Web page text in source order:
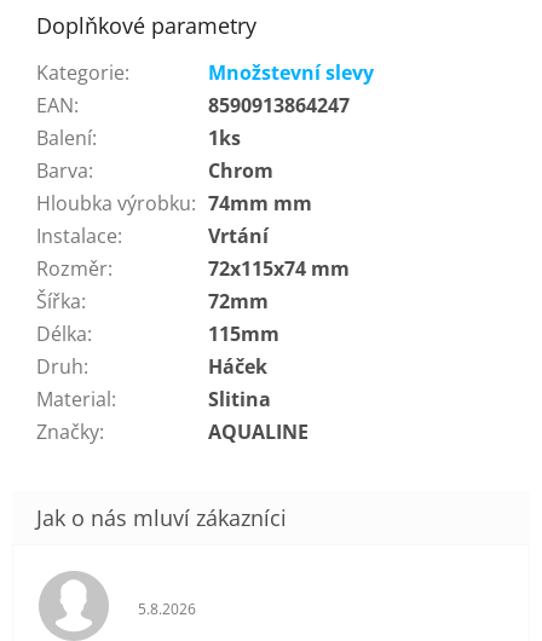
Doplňkové parametry
Kategorie:
Množstevní slevy
EAN:
8590913864247
Balení:
1ks
Barva:
Chrom
Hloubka výrobku: 74mm mm
Instalace:
Vrtání
Rozměr:
72x115x74 mm
Šířka:
72mm
Délka:
115mm
Druh:
Háček
Material:
Slitina
Značky: AQUALINE
Hodnocení obchodu je 5 z 5 hvězdiček.
5.8.2026